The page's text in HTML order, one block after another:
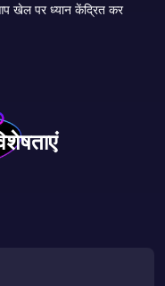
खेल पर ध्यान केंद्रित कर